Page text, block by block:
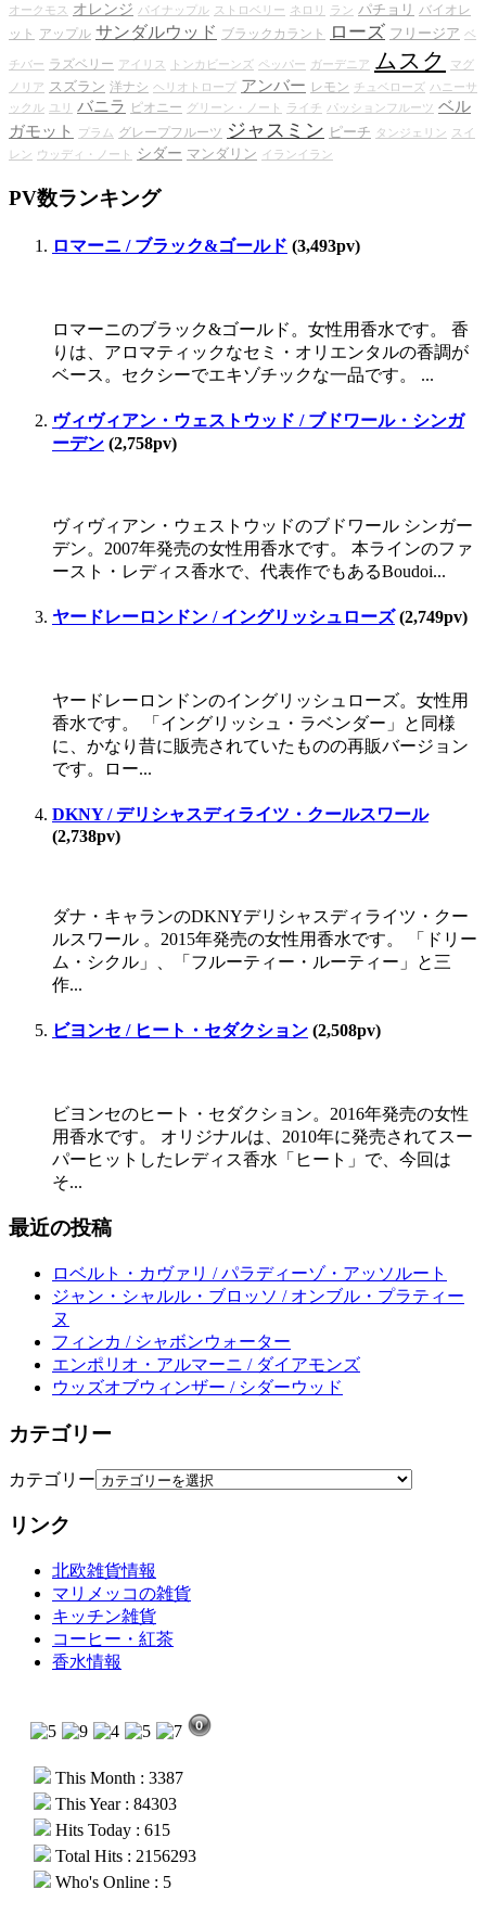
オークモス オレンジ パイナップル ストロベリー ネロリ ラン パチョリ バイオレ
ット
アップル サンダルウッド ブラックカラント ローズ フリージア ベ
チバー ラズベリー アイリス トンカビーンズ ペッパー ガーデニア ムスク
マグ
ノリア スズラン 洋ナシ ヘリオトロープ アンバー レモン チュベローズ ハニーサ
ックル ユリ バニラ ピオニー グリーン・ノート ライチ パッションフルーツ ベル
ガモット
プラム グレープフルーツ ジャスミン ピーチ タンジェリン
スイ
レン ウッディ・ノート シダー マンダリン イランイラン
PV数ランキング
ロマーニ / ブラック&ゴールド (3,493pv)
ロマーニのブラック&ゴールド。女性用香水です。 香
りは、アロマティックなセミ・オリエンタルの香調が
ベース。セクシーでエキゾチックな一品です。 ...
ヴィヴィアン・ウェストウッド / ブドワール・シンガ
ーデン (2,758pv)
ヴィヴィアン・ウェストウッドのブドワール シンガー
デン。2007年発売の女性用香水です。 本ラインのファ
ースト・レディス香水で、代表作でもあるBoudoi...
ヤードレーロンドン / イングリッシュローズ(2,749pv)
ヤードレーロンドンのイングリッシュローズ。女性用
香水です。 「イングリッシュ・ラベンダー」と同様
に、かなり昔に販売されていたものの再販バージョン
です。ロー...
DKNY / デリシャスディライツ・クールスワール
(2,738pv)
ダナ・キャランのDKNYデリシャスディライツ・クー
ルスワール 。2015年発売の女性用香水です。 「ドリー
ム・シクル」、「フルーティー・ルーティー」と三
作...
ビヨンセ / ヒート・セダクション (2,508pv)
ビヨンセのヒート・セダクション。2016年発売の女性
用香水です。 オリジナルは、2010年に発売されてスー
パーヒットしたレディス香水「ヒート」で、今回は
そ...
最近の投稿
ロベルト・カヴァリ / パラディーゾ・アッソルート
ジャン・シャルル・ブロッソ / オンブル・プラティー
ヌ
フィンカ / シャボンウォーター
エンポリオ・アルマーニ / ダイアモンズ
ウッズオブウィンザー / シダーウッド
カテゴリー
カテゴリー
リンク
北欧雑貨情報
マリメッコの雑貨
キッチン雑貨
コーヒー・紅茶
香水情報
This Month : 3387
This Year : 84303
Hits Today : 615
Total Hits : 2156293
Who's Online : 5